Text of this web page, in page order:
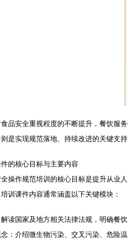
品安全重视程度的不断提升，餐饮服
是实现规范落地、持续改进的关键支
的核心目标与主要内容
操作规范培训的核心目标是提升从业
训课件内容通常涵盖以下关键模块：
读国家及地方相关法律法规，明确餐
：介绍微生物污染、交叉污染、危险温